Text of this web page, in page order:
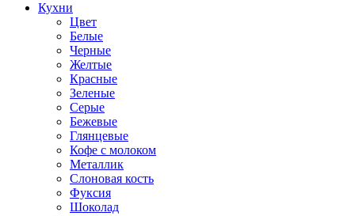
Кухни
Цвет
Белые
Черные
Желтые
Красные
Зеленые
Серые
Бежевые
Глянцевые
Кофе с молоком
Металлик
Слоновая кость
Фуксия
Шоколад